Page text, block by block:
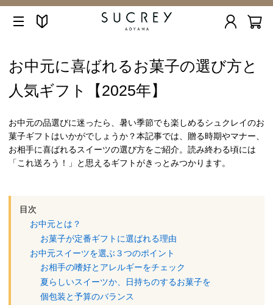
お中元に喜ばれるお菓子の選び方と
人気ギフト【2025年】
お中元の品選びに迷ったら、暑い季節でも楽しめるシュクレイのお
菓子ギフトはいかがでしょうか？本記事では、贈る時期やマナー、
お相手に喜ばれるスイーツの選び方をご紹介。読み終わる頃には
「これ送ろう！」と思えるギフトがきっとみつかります。
目次
お中元とは？
お菓子が定番ギフトに選ばれる理由
お中元スイーツを選ぶ３つのポイント
お相手の嗜好とアレルギーをチェック
夏らしいスイーツか、日持ちのするお菓子を
個包装と予算のバランス